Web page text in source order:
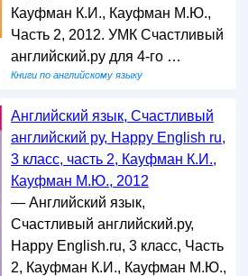
Кауфман К.И., Кауфман М.Ю.,
Часть 2, 2012. УМК Счастливый
английский.ру для 4-го …
Книги по английскому языку
Английский язык, Счастливый
английский ру, Happy English ru,
3 класс, часть 2, Кауфман К.И.,
Кауфман М.Ю., 2012
— Английский язык,
Счастливый английский.ру,
Happy English.ru, 3 класс, Часть
2, Кауфман К.И., Кауфман М.Ю.,